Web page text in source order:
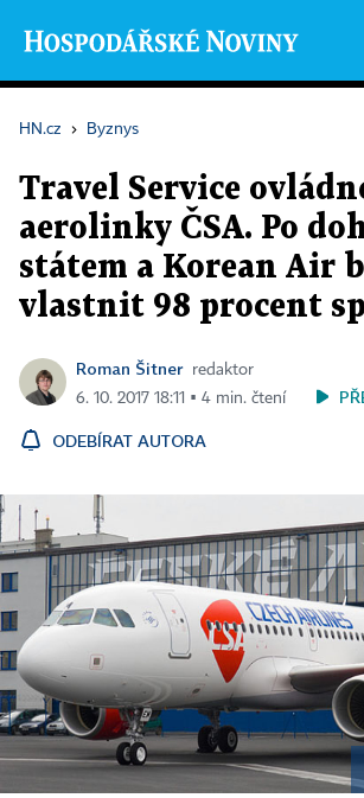
HN.cz › Byznys
Travel Service
aerolinky ČSA. Po
státem a Korean Air
vlastnit 98 procent
Roman Šitner
redaktor
6. 10. 2017 18:11 ▪ 4 min. čtení
ODEBÍRAT AUTORA